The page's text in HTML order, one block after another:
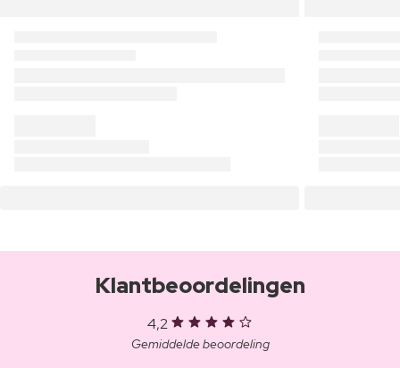
Klantbeoordelingen
4,2
Gemiddelde beoordeling